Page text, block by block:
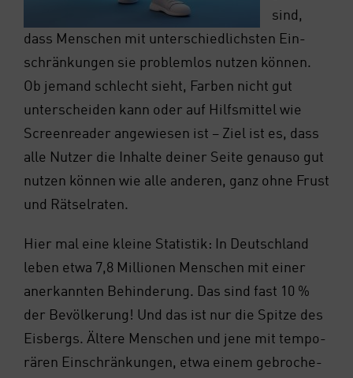
sind,
dass Men­schen mit unter­schied­lichs­ten Ein­
schrän­kun­gen sie pro­blem­los nut­zen kön­nen.
Ob jemand schlecht sieht, Far­ben nicht gut
unter­schei­den kann oder auf Hilfs­mit­tel wie
Screen­rea­der ange­wie­sen ist – Ziel ist es, dass
alle Nut­zer die Inhal­te dei­ner Sei­te genau­so gut
nut­zen kön­nen wie alle ande­ren, ganz ohne Frust
und Rät­sel­ra­ten.
Hier mal eine klei­ne Sta­tis­tik: In Deutsch­land
leben etwa 7,8 Mil­lio­nen Men­schen mit einer
aner­kann­ten Behin­de­rung. Das sind fast 10 %
der Bevöl­ke­rung! Und das ist nur die Spit­ze des
Eis­bergs. Älte­re Men­schen und jene mit tem­po­
rä­ren Ein­schrän­kun­gen, etwa einem gebro­che­